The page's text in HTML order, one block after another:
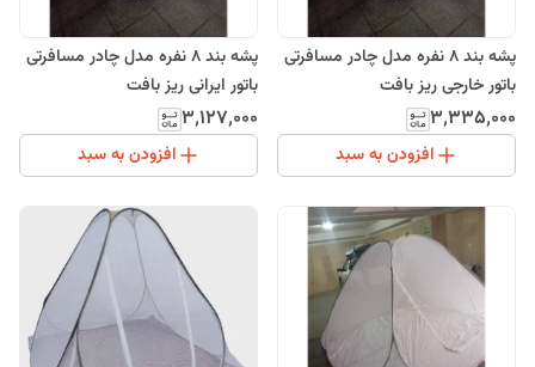
پشه بند 8 نفره مدل چادر مسافرتی
باتور خارجی ریز بافت
۳٬۳۳۵٬۰۰۰
افزودن به سبد
پشه بند 8 نفره مدل چادر مسافرتی
باتور ایرانی ریز بافت
۳٬۱۲۷٬۰۰۰
افزودن به سبد